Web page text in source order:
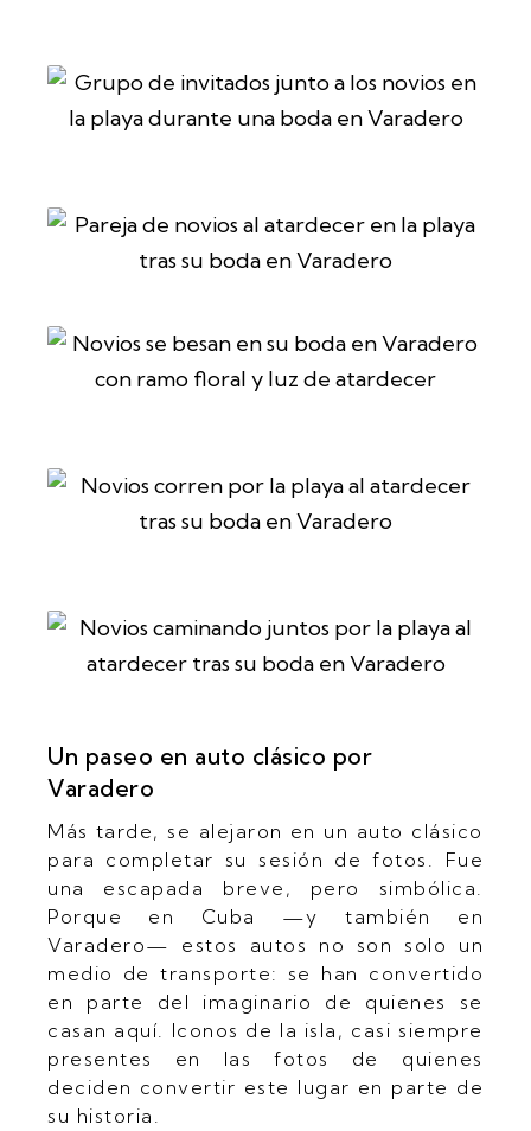
Un paseo en auto clásico por
Varadero
Más tarde, se alejaron en un auto clásico
para completar su sesión de fotos. Fue
una escapada breve, pero simbólica.
Porque en Cuba —y también en
Varadero— estos autos no son solo un
medio de transporte: se han convertido
en parte del imaginario de quienes se
casan aquí. Iconos de la isla, casi siempre
presentes en las fotos de quienes
deciden convertir este lugar en parte de
su historia.